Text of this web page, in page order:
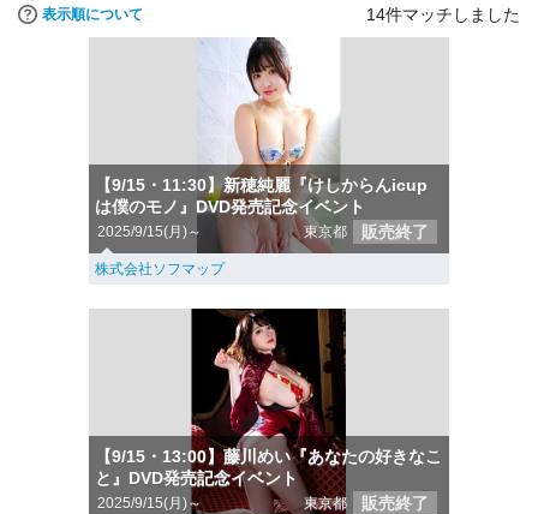
表示順について 14件マッチしました
【9/15・11:30】新穂純麗『けしからんicup
は僕のモノ』DVD発売記念イベント
2025/9/15(月)～ 東京都 販売終了
株式会社ソフマップ
【9/15・13:00】藤川めい『あなたの好きなこ
と』DVD発売記念イベント
2025/9/15(月)～ 東京都 販売終了